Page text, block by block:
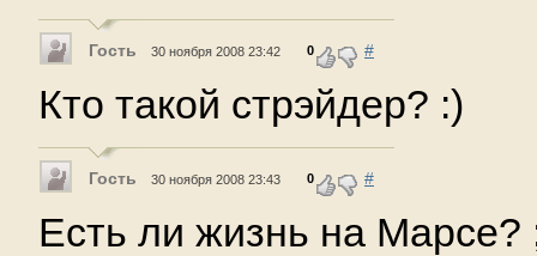
Гость 30 ноября 2008 23:42 0 #
Кто такой стрэйдер? :)
Гость 30 ноября 2008 23:43 0 #
Есть ли жизнь на Марсе?